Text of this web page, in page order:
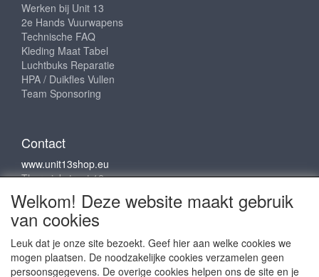
Werken bij Unit 13
2e Hands Vuurwapens
Technische FAQ
Kleding Maat Tabel
Luchtbuks Reparatie
HPA / Duikfles Vullen
Team Sponsoring
Contact
www.unit13shop.eu
Thermiekstraat 12
6361 HB Nuth
info@unit13shop.eu
Sociale media
Welkom! Deze website maakt gebruik
van cookies
Leuk dat je onze site bezoekt. Geef hier aan welke cookies we
mogen plaatsen. De noodzakelijke cookies verzamelen geen
persoonsgegevens. De overige cookies helpen ons de site en je